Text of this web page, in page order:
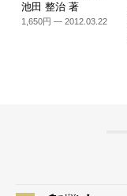
池田 整治 著
1,650円 — 2012.03.22